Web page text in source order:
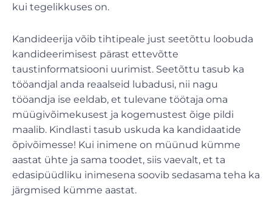
kui tegelikkuses on.
Kandideerija võib tihtipeale just seetõttu loobuda
kandideerimisest pärast ettevõtte
taustinformatsiooni uurimist. Seetõttu tasub ka
tööandjal anda reaalseid lubadusi, nii nagu
tööandja ise eeldab, et tulevane töötaja oma
müügivõimekusest ja kogemustest õige pildi
maalib. Kindlasti tasub uskuda ka kandidaatide
õpivõimesse! Kui inimene on müünud kümme
aastat ühte ja sama toodet, siis vaevalt, et ta
edasipüüdliku inimesena soovib sedasama teha ka
järgmised kümme aastat.